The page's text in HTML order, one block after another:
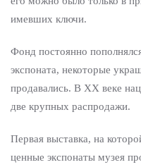
имевших ключи.
Фонд постоянно
экспоната, некоторые
продавались. В XX веке
две крупных распродажи.
Первая выставка, на
ценные экспонаты музея